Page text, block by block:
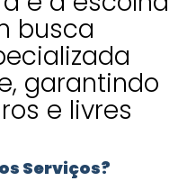
busca
garantindo
e livres
Serviços?